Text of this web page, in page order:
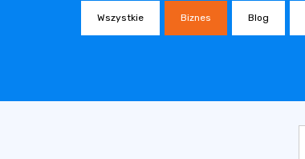
Wszystkie Biznes Blog